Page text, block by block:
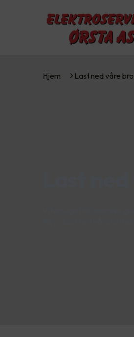
Hjem Last ned våre